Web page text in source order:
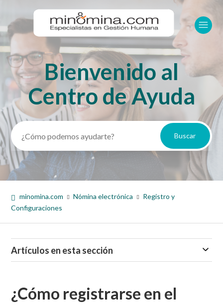
BúsquedaBienvenido al
Centro de Ayuda
minomina.com Nómina electrónica
Registro y
Configuraciones
Artículos en esta sección
¿Cómo registrarse en el